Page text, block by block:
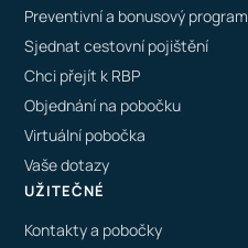
Preventivní a bonusový program
Sjednat cestovní pojištění
Chci přejít k RBP
Objednání na pobočku
Virtuální pobočka
Vaše dotazy
UŽITEČNÉ
Kontakty a pobočky